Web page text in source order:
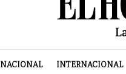
NACIONAL INTERNACIONAL